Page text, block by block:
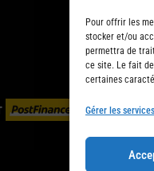
Pour offrir les
stocker et/ou
permettra de
ce site. Le fait
certaines
Gérer les services